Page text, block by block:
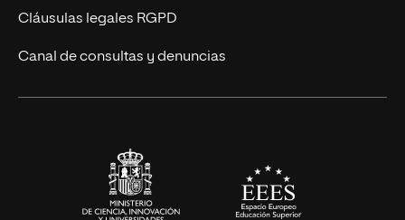
Diseño
Ciencias de la Salud
Cláusulas legales RGPD
Canal de consultas y denuncias